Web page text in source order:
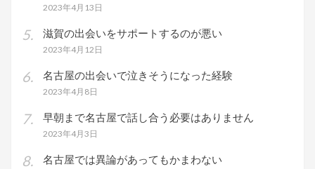
2023年4月13日
滋賀の出会いをサポートするのが悪い
2023年4月12日
名古屋の出会いで泣きそうになった経験
2023年4月8日
早朝まで名古屋で話し合う必要はありません
2023年4月3日
名古屋では異論があってもかまわない